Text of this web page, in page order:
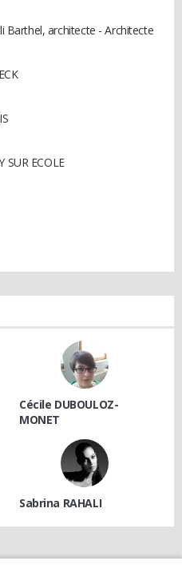
Barthel, architecte - Architecte
ECOLE
Cécile DUBOULOZ-
MONET
Sabrina RAHALI